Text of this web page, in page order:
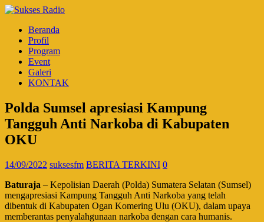
Beranda
Profil
Program
Event
Galeri
KONTAK
Polda Sumsel apresiasi Kampung
Tangguh Anti Narkoba di Kabupaten
OKU
14/09/2022 suksesfm BERITA TERKINI 0
Baturaja – Kepolisian Daerah (Polda) Sumatera Selatan (Sumsel)
mengapresiasi Kampung Tangguh Anti Narkoba yang telah
dibentuk di Kabupaten Ogan Komering Ulu (OKU), dalam upaya
memberantas penyalahgunaan narkoba dengan cara humanis.